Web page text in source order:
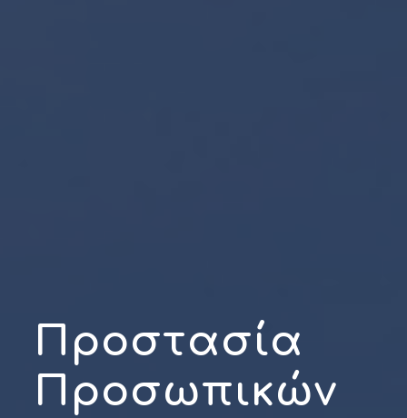
Προστασία
Προσωπικών